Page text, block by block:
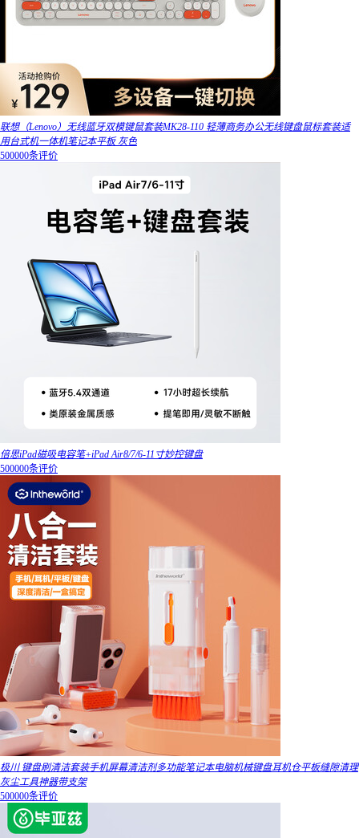
联想（Lenovo）无线蓝牙双模键鼠套装MK28-110 轻薄商务办公无线键盘鼠标套装适
用台式机一体机笔记本平板 灰色
500000条评价
倍思iPad磁吸电容笔+iPad Air8/7/6-11寸妙控键盘
500000条评价
极川 键盘刷清洁套装手机屏幕清洁剂多功能笔记本电脑机械键盘耳机仓平板缝隙清理
灰尘工具神器带支架
500000条评价